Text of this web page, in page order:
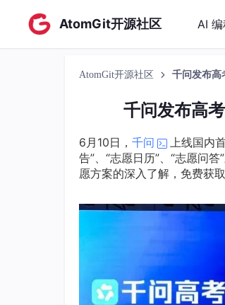
AtomGit开源社区 AI
AtomGit开源社区 千问发布高
千问发布高
6月10日， 千问
上线国内
告”、“志愿日历”、“志愿问
愿方案的深入了解，免费获取